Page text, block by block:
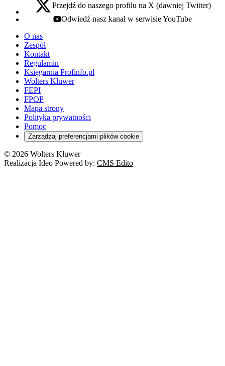
x - otwiera się w nowej karcie
Przejdź do naszego profilu na X (dawniej Twitter)
youtube - otwiera się w nowej karcie
Odwiedź nasz kanał w serwisie YouTube
O nas
Zespół
Kontakt
Regulamin
Księgarnia Profinfo.pl
Wolters Kluwer
FEPI
FPOP
Mapa strony
Polityka prywatności
Pomoc
Zarządzaj preferencjami plików cookie
© 2026 Wolters Kluwer
Realizacja Ideo Powered by: CMS Edito